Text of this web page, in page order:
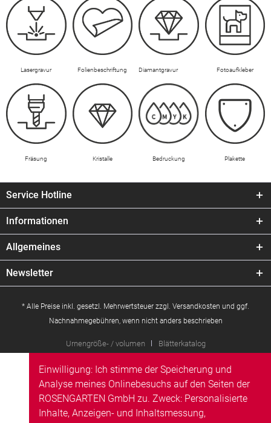
Lasergravur Folienbeschriftung Diamantgravur Fotoaufkleber
Fräsung Kristalle Bedruckung Plakette
Service Hotline
Informationen
Allgemeines
Newsletter
* Alle Preise inkl. gesetzl. Mehrwertsteuer zzgl. Versandkosten und ggf.
Nachnahmegebühren, wenn nicht anders beschrieben
Urnengröße- / volumen Blätterkatalog
Einwilligung: Ich stimme der Speicherung und
Analyse meines Onlinebesuchs auf den Seiten der
ROSENGARTEN GmbH zu. Zweck: Personalisierte
Inhalte, Anzeigen- und Inhaltsmessung,